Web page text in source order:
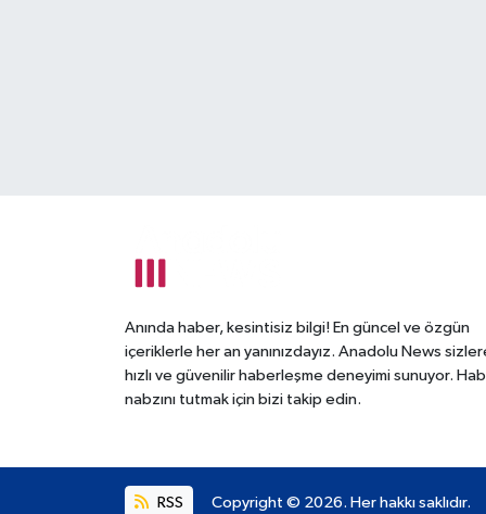
Anında haber, kesintisiz bilgi! En güncel ve özgün
içeriklerle her an yanınızdayız. Anadolu News
hızlı ve güvenilir haberleşme deneyimi sunuyor.
nabzını tutmak için bizi takip edin.
RSS Copyright © 2026. Her hakkı saklıdır.